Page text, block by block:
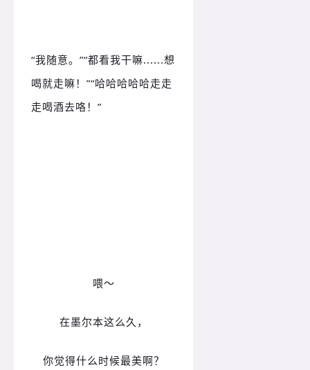
“我随意。 ”“都看我干嘛......想
喝就走嘛！ ”“哈哈哈哈哈走走
走喝酒去咯！ ”
喂～
在墨尔本这么久，
你觉得什么时候最美啊？